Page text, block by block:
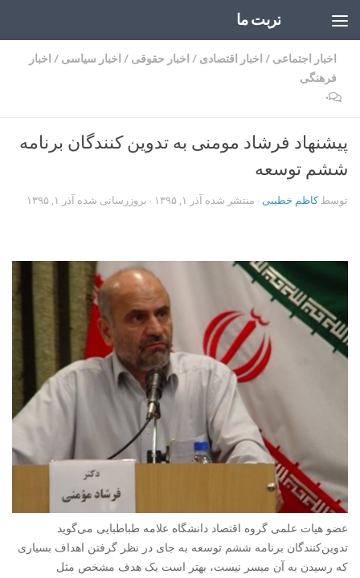
تربت ما
اخبار اجتماعی / اخبار اقتصادی / اخبار حقوقی / اخبار سیاسی / اخبار
فرهنگی
۰
پیشنهاد فرشاد مومنی به تدوین کنندگان برنامه
ششم توسعه
توسطکاظم خطیبی · منتشر شده آذر ۱, ۱۳۹۵ · بروزرسانی شده آذر ۱, ۱۳۹۵
عضو هیات علمی گروه اقتصاد دانشگاه علامه طباطبایی می‌گوید
تدوین‌کنندگان برنامه ششم توسعه به جای در نظر گرفتن اهداف بسیاری
که رسیدن به آن میسر نیست، بهتر است یک هدف مشخص مثل